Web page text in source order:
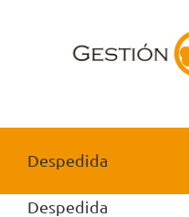
Despedida
Despedida